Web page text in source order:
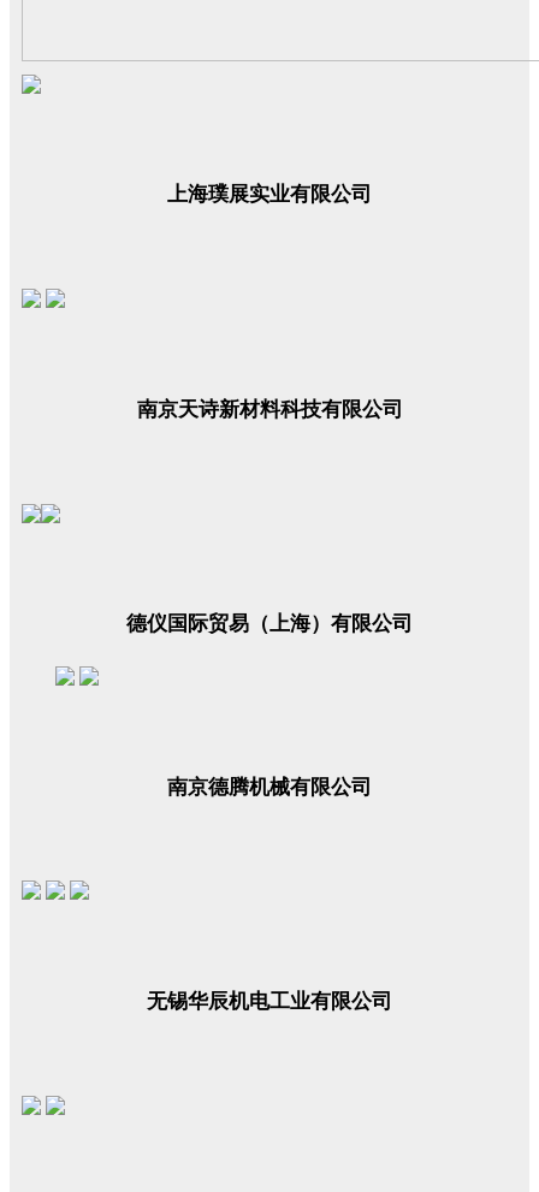
上海璞展实业有限公司
南京天诗新材料科技有限公司
德仪国际贸易（上海）有限公司
南京德腾机械有限公司
无锡华辰机电工业有限公司